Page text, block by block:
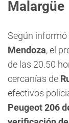
Malargüe
Según informó
Mendoza, el
de las 20.50
cercanías de
efectivos
Peugeot 206